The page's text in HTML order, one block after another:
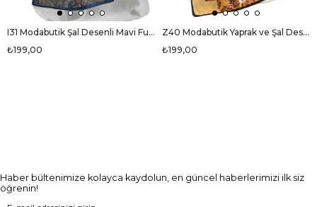
I31 Modabutik Şal Desenli Mavi Fular
₺199,00
Z40 Modabutik Yaprak ve Şal Desenli Fular
₺199,00
Haber bültenimize kolayca kaydolun, en güncel haberlerimizi ilk siz
öğrenin!